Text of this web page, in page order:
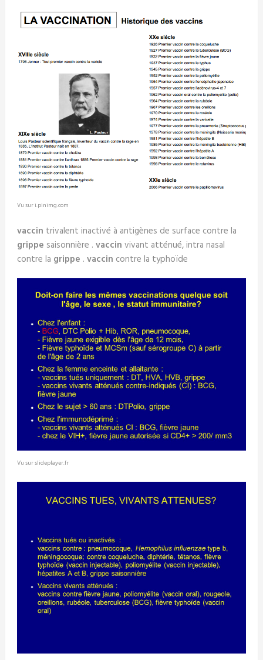
Vu sur i.pinimg.com
vaccin trivalent inactivé à antigènes de surface contre la
grippe saisonnière . vaccin vivant atténué, intra nasal
contre la grippe . vaccin contre la typhoïde
Vu sur slideplayer.fr